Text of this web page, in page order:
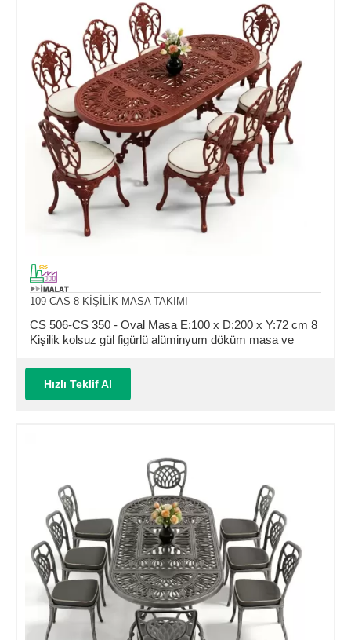
109 CAS 8 KİŞİLİK MASA TAKIMI
CS 506-CS 350 - Oval Masa E:100 x D:200 x Y:72 cm 8
Kişilik kolsuz gül figürlü alüminyum döküm masa ve
Hızlı Teklif Al